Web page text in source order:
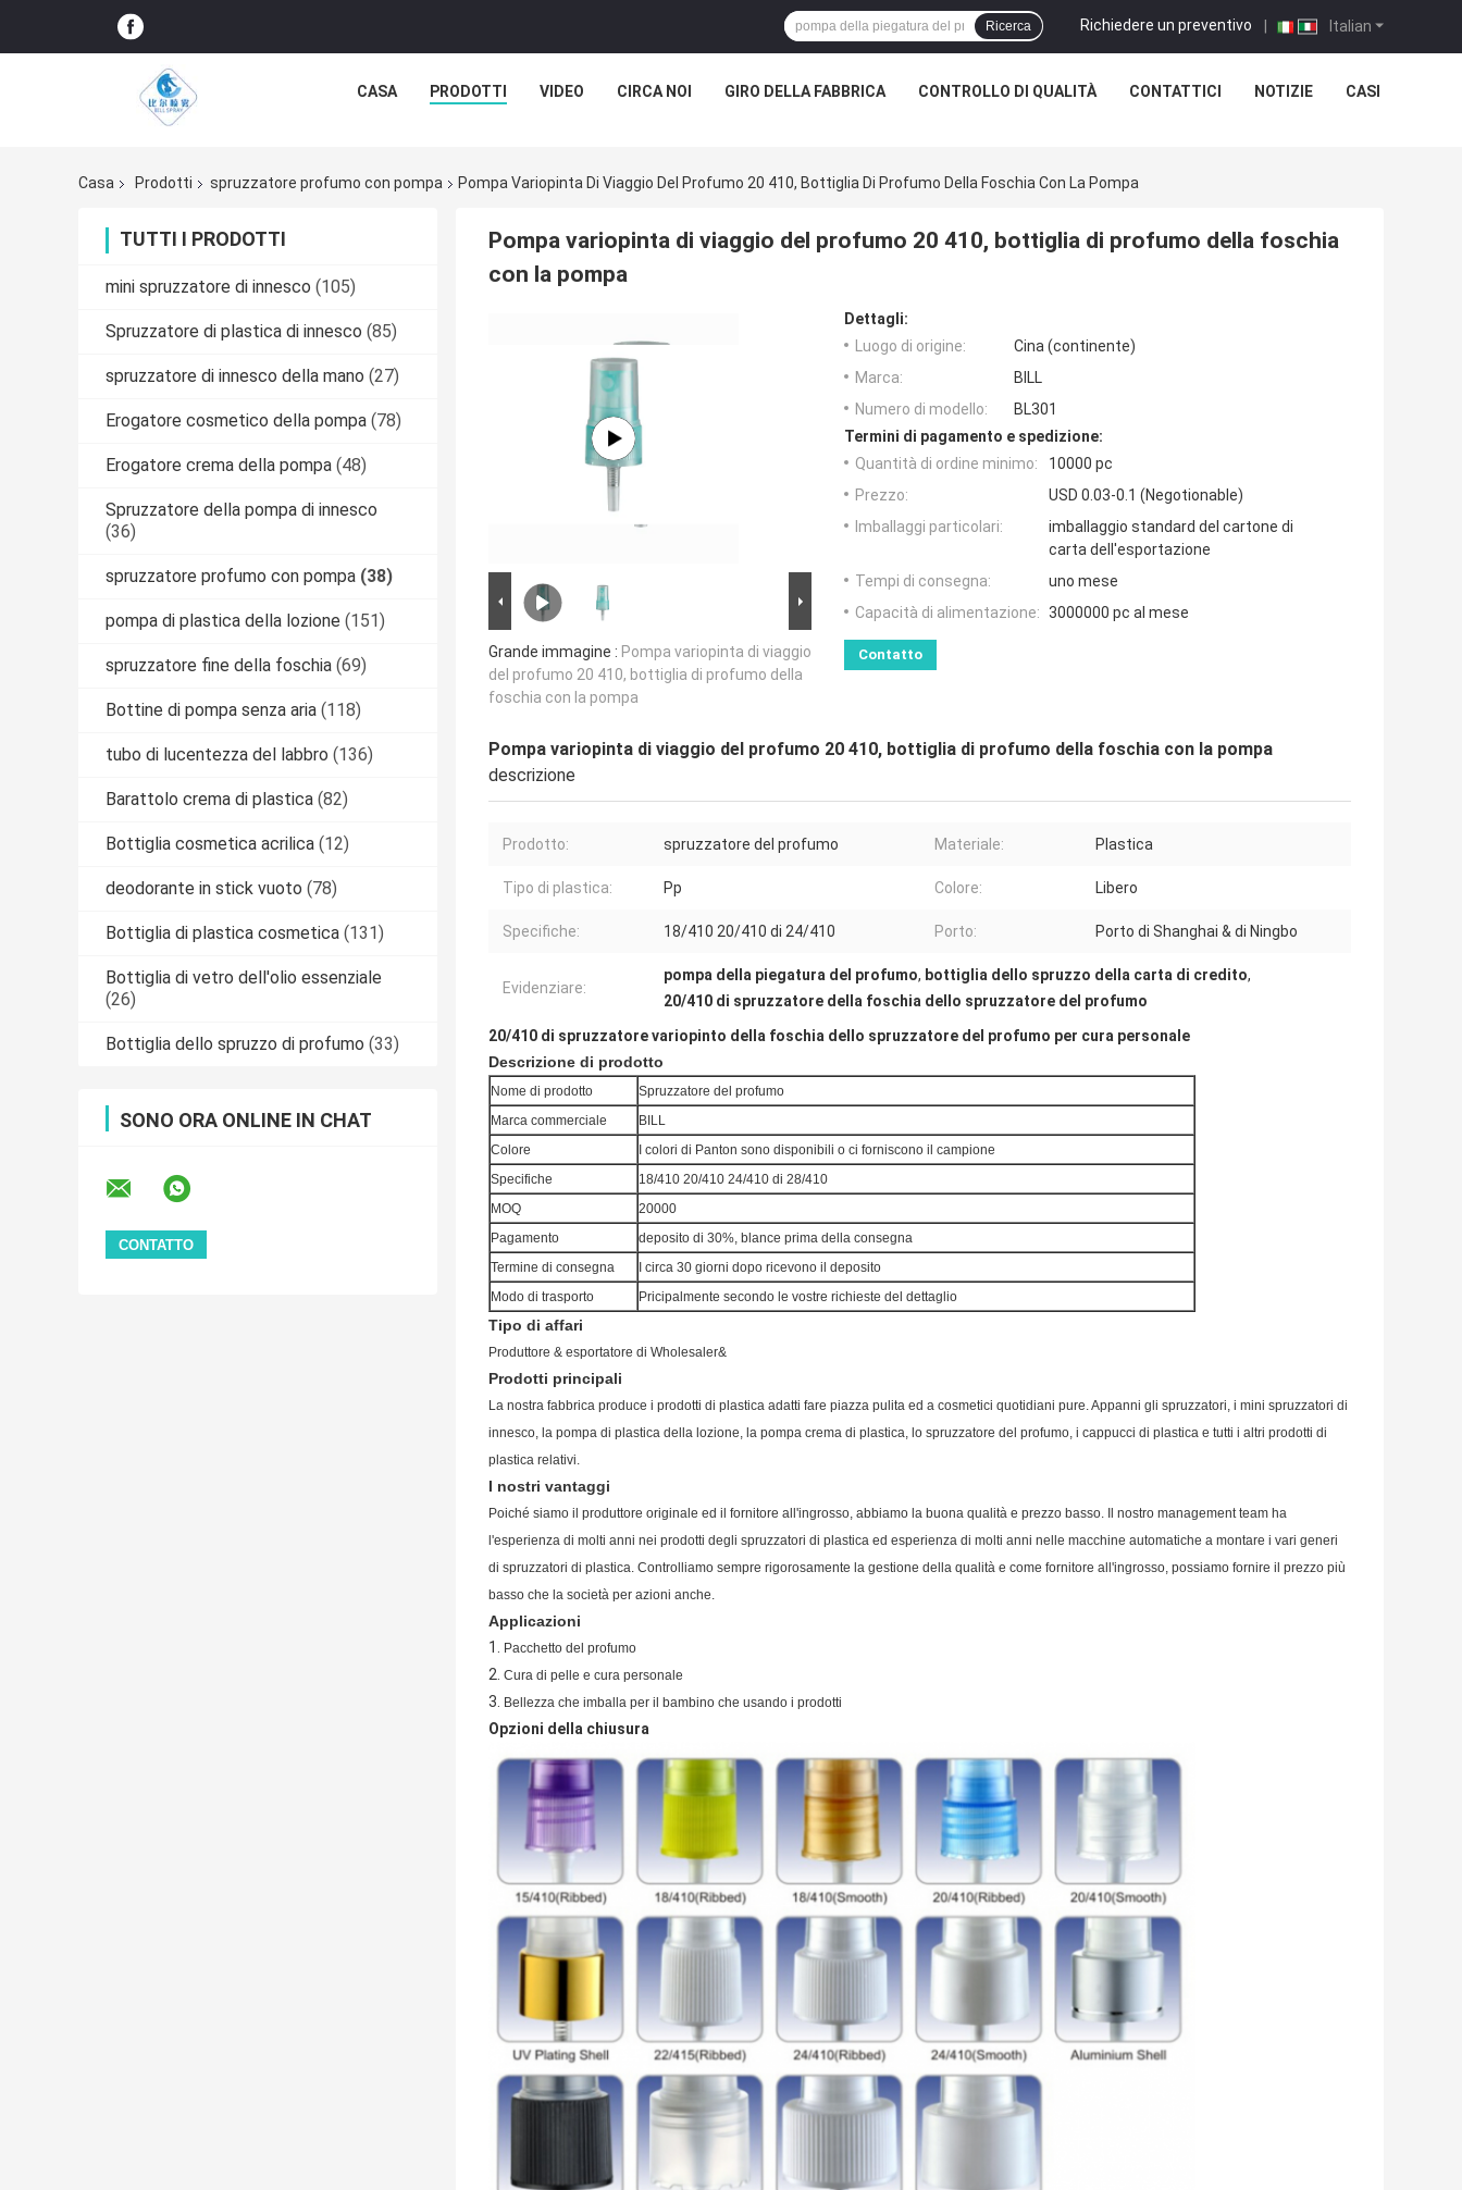
Italian
Richiedere un preventivo |
Ricerca
CASA PRODOTTI VIDEO CIRCA NOI GIRO DELLA FABBRICA CONTROLLO DI QUALITÀ CONTATTICI NOTIZIE CASI
Casa Prodotti spruzzatore profumo con pompa Pompa Variopinta Di Viaggio Del Profumo 20 410, Bottiglia Di Profumo Della Foschia Con La Pompa
TUTTI I PRODOTTI
mini spruzzatore di innesco (105)
Spruzzatore di plastica di innesco (85)
spruzzatore di innesco della mano (27)
Erogatore cosmetico della pompa (78)
Erogatore crema della pompa (48)
Spruzzatore della pompa di innesco
(36)
spruzzatore profumo con pompa (38)
pompa di plastica della lozione (151)
spruzzatore fine della foschia (69)
Bottine di pompa senza aria (118)
tubo di lucentezza del labbro (136)
Barattolo crema di plastica (82)
Bottiglia cosmetica acrilica (12)
deodorante in stick vuoto (78)
Bottiglia di plastica cosmetica (131)
Bottiglia di vetro dell'olio essenziale
(26)
Bottiglia dello spruzzo di profumo (33)
SONO ORA ONLINE IN CHAT
Pompa variopinta di viaggio del profumo 20 410, bottiglia di profumo della foschia
con la pompa
Grande immagine : Pompa variopinta di viaggio
del profumo 20 410, bottiglia di profumo della
foschia con la pompa
Dettagli:
Luogo di origine:
Cina (continente)
Marca:
BILL
Numero di modello:
BL301
Termini di pagamento e spedizione:
Quantità di ordine minimo:
10000 pc
Prezzo:
USD 0.03-0.1 (Negotionable)
Imballaggi particolari:
imballaggio standard del cartone di
carta dell'esportazione
Tempi di consegna:
uno mese
Capacità di alimentazione: 3000000 pc al mese
Contatto
Pompa variopinta di viaggio del profumo 20 410, bottiglia di profumo della foschia con la pompa
descrizione
Prodotto: spruzzatore del profumo Materiale: Plastica
Tipo di plastica: Pp Colore: Libero
Specifiche: 18/410 20/410 di 24/410 Porto: Porto di Shanghai & di Ningbo
Evidenziare:
pompa della piegatura del profumo, bottiglia dello spruzzo della carta di credito,
20/410 di spruzzatore della foschia dello spruzzatore del profumo
20/410 di spruzzatore variopinto della foschia dello spruzzatore del profumo per cura personale
Descrizione di prodotto
Nome di prodotto
Spruzzatore del profumo
Marca commerciale
BILL
Colore
I colori di Panton sono disponibili o ci forniscono il campione
Specifiche
18/410 20/410 24/410 di 28/410
MOQ
20000
Pagamento
deposito di 30%, blance prima della consegna
Termine di consegna
I circa 30 giorni dopo ricevono il deposito
Modo di trasporto
Pricipalmente secondo le vostre richieste del dettaglio
Tipo di affari
Produttore & esportatore di Wholesaler&
Prodotti principali
La nostra fabbrica produce i prodotti di plastica adatti fare piazza pulita ed a cosmetici quotidiani pure. Appanni gli spruzzatori, i mini spruzzatori di
innesco, la pompa di plastica della lozione, la pompa crema di plastica, lo spruzzatore del profumo, i cappucci di plastica e tutti i altri prodotti di
plastica relativi.
I nostri vantaggi
Poiché siamo il produttore originale ed il fornitore all'ingrosso, abbiamo la buona qualità e prezzo basso. Il nostro management team ha
l'esperienza di molti anni nei prodotti degli spruzzatori di plastica ed esperienza di molti anni nelle macchine automatiche a montare i vari generi
di spruzzatori di plastica. Controlliamo sempre rigorosamente la gestione della qualità e come fornitore all'ingrosso, possiamo fornire il prezzo più
basso che la società per azioni anche.
Applicazioni
1. Pacchetto del profumo
2. Cura di pelle e cura personale
3. Bellezza che imballa per il bambino che usando i prodotti
Opzioni della chiusura